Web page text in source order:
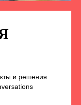
и решения